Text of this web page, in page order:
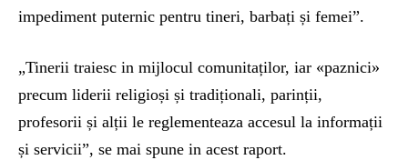
impediment puternic pentru tineri, barbați și femei”.
„Tinerii traiesc in mijlocul comunitaților, iar «paznici»
precum liderii religioși și tradiționali, parinții,
profesorii și alții le reglementeaza accesul la informații
și servicii”, se mai spune in acest raport.